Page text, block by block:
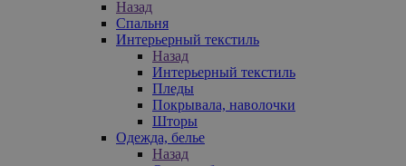
Назад
Спальня
Интерьерный текстиль
Назад
Интерьерный текстиль
Пледы
Покрывала, наволочки
Шторы
Одежда, белье
Назад